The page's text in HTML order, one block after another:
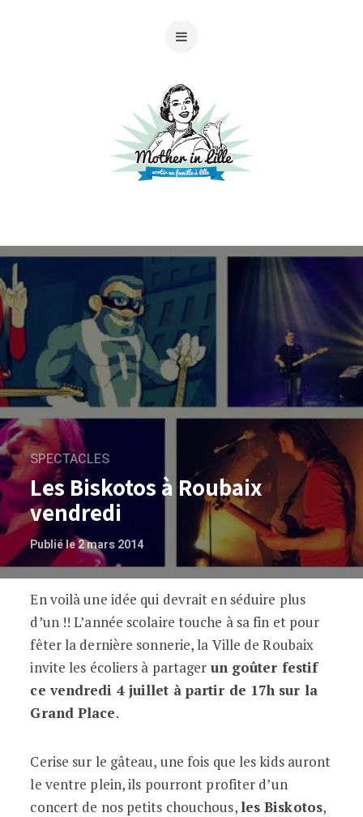
SPECTACLES
Les Biskotos à Roubaix
vendredi
Publié le 2 mars 2014
Les Biskotos à Roubaix vendredi
En voilà une idée qui devrait en séduire plus
d’un !! L’année scolaire touche à sa fin et pour
fêter la dernière sonnerie, la Ville de Roubaix
invite les écoliers à partager un goûter festif
ce vendredi 4 juillet à partir de 17h sur la
Grand Place.
Cerise sur le gâteau, une fois que les kids auront
le ventre plein, ils pourront profiter d’un
concert de nos petits chouchous,les Biskotos,